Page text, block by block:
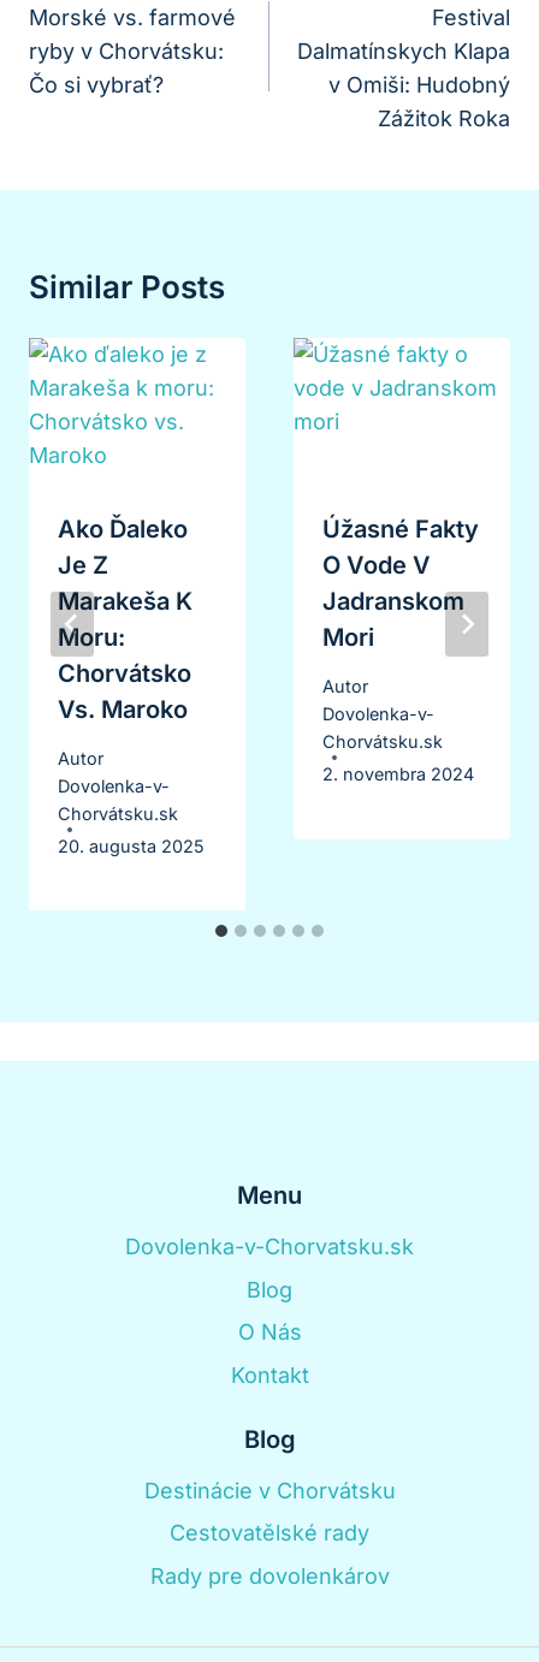
V
Článku
Morské vs. farmové
ryby v Chorvátsku:
Čo si vybrať?
Festival
Dalmatínskych Klapa
v Omiši: Hudobný
Zážitok Roka
Similar Posts
Ako Ďaleko
Je Z
Marakeša K
Moru:
Chorvátsko
Vs. Maroko
Autor
Dovolenka-v-
Chorvátsku.sk
20. augusta 2025
Úžasné Fakty
O Vode V
Jadranskom
Mori
Autor
Dovolenka-v-
Chorvátsku.sk
2. novembra 2024
Menu
Dovolenka-v-Chorvatsku.sk
Blog
O Nás
Kontakt
Blog
Destinácie v Chorvátsku
Cestovatělské rady
Rady pre dovolenkárov